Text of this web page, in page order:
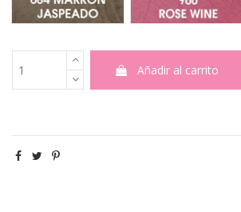
Añadir al carrito